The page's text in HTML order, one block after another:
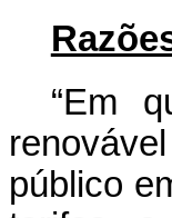
“Em
público